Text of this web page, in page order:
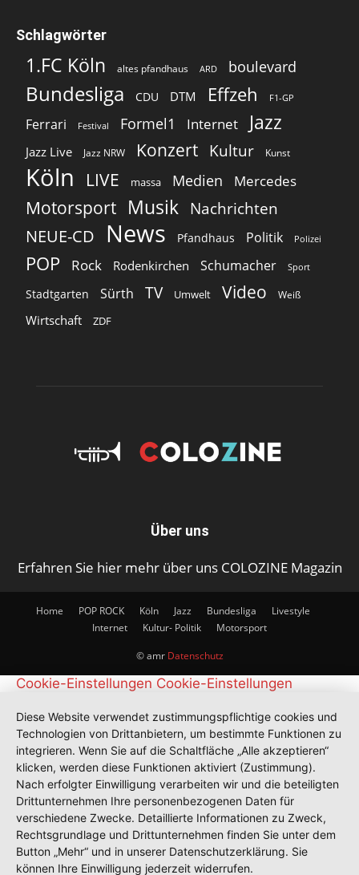
Schlagwörter
1.FC Köln altes pfandhaus ARD boulevard
Bundesliga CDU DTM Effzeh F1-GP
Ferrari Festival Formel1 Internet Jazz
Jazz Live Jazz NRW Konzert Kultur Kunst
Köln LIVE massa Medien Mercedes
Motorsport Musik Nachrichten
NEUE-CD
News Pfandhaus Politik Polizei
POP Rock Rodenkirchen Schumacher Sport
Stadtgarten Sürth TV Umwelt Video Weiß
Wirtschaft ZDF
Über uns
Erfahren Sie hier mehr über uns COLOZINE Magazin
Home POP ROCK Köln Jazz Bundesliga
Livestyle
Internet
Kultur- Politik Motorsport
© amr Datenschutz
Cookie-Einstellungen Cookie-Einstellungen
Diese Website verwendet zustimmungspflichtige cookies und
Technologien von Drittanbietern, um bestimmte Funktionen zu
integrieren. Wenn Sie auf die Schaltfläche „Alle akzeptieren“
klicken, werden diese Funktionen aktiviert (Zustimmung).
Nach erfolgter Einwilligung verarbeiten wir und die beteiligten
Drittunternehmen Ihre personenbezogenen Daten für
verschiedene Zwecke. Detaillierte Informationen zu Zweck,
Rechtsgrundlage und Drittunternehmen finden Sie unter dem
Button „Mehr“ und in unserer Datenschutzerklärung. Sie
können Ihre Einwilligung jederzeit widerrufen.